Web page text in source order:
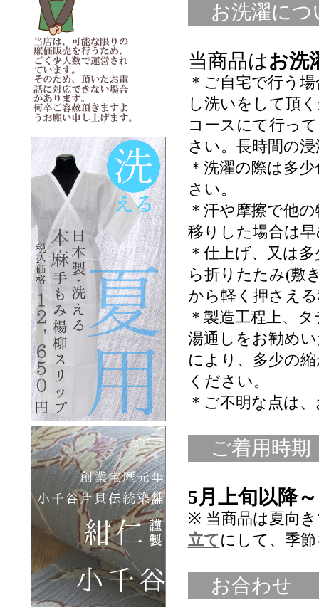
お洗濯につ
当商品はお洗
＊ご自宅で行う
し洗いをして頂
コースにて行っ
さい。長時間の
＊洗濯の際は多
さい。
＊汗や摩擦で他
移りした場合は
＊仕上げ、又は
ら折りたたみ(敷
から軽く押さえ
＊製造工程上、
湯通しをお勧め
により、多少の
ください。
＊ご不明な点は
ご着用時期
5月上旬以降
※ 当商品は夏向
立てにして、季
お合わせ